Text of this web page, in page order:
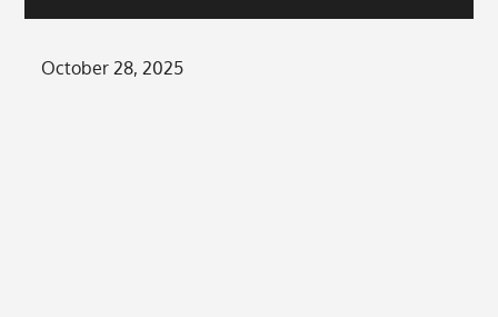
Posted
October 28, 2025